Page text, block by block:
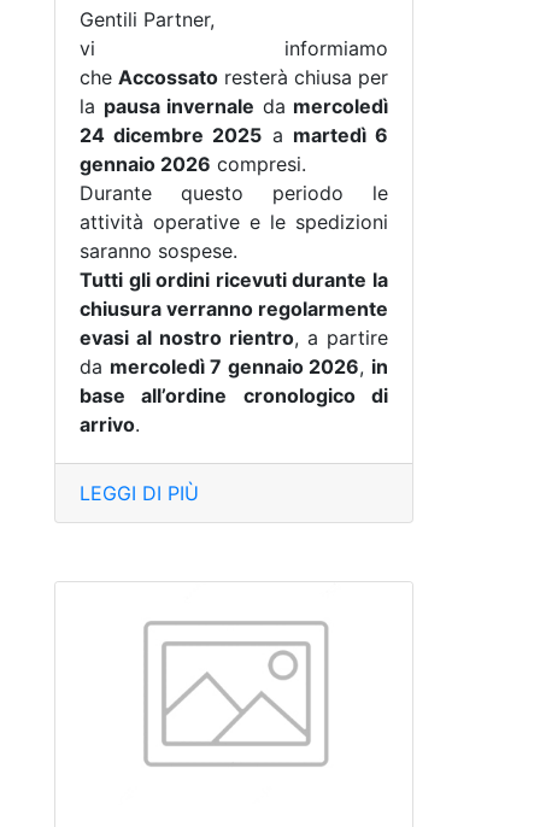
Gentili Partner,
vi informiamo
che Accossato resterà chiusa per
la pausa invernale da mercoledì
24 dicembre 2025 a martedì 6
gennaio 2026 compresi.
Durante questo periodo le
attività operative e le spedizioni
saranno sospese.
Tutti gli ordini ricevuti durante la
chiusura verranno regolarmente
evasi al nostro rientro, a partire
da mercoledì 7 gennaio 2026, in
base all’ordine cronologico di
arrivo.
LEGGI DI PIÙ